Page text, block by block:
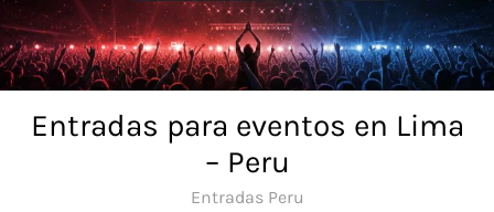
Skip
to
content
Entradas para eventos en Lima
– Peru
Entradas Peru